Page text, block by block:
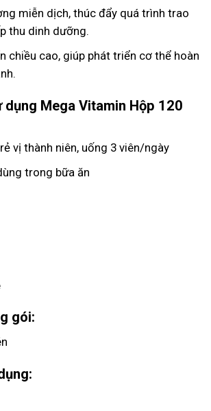
miễn dịch, thúc đẩy quá trình trao
thu dinh dưỡng.
chiều cao, giúp phát triển cơ thể hoàn
dụng Mega Vitamin Hộp 120
vị thành niên, uống 3 viên/ngày
trong bữa ăn
gói: